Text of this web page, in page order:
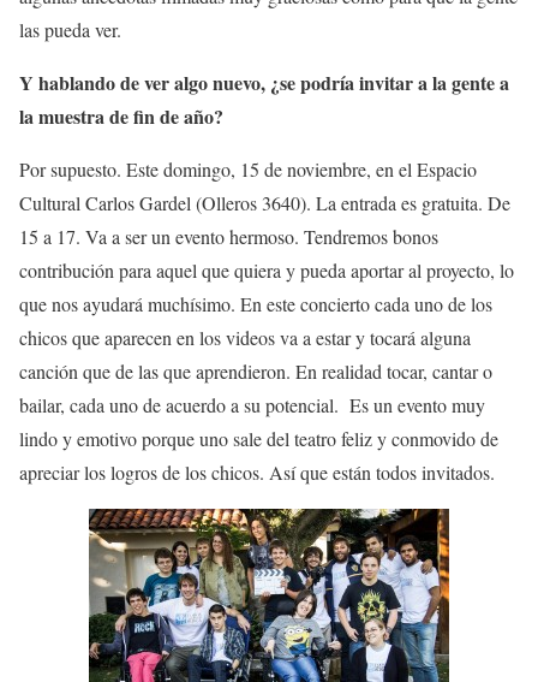
las pueda ver.
Y hablando de ver algo nuevo, ¿se podría invitar a la gente a
la muestra de fin de año?
Por supuesto. Este domingo, 15 de noviembre, en el Espacio
Cultural Carlos Gardel (Olleros 3640). La entrada es gratuita. De
15 a 17. Va a ser un evento hermoso. Tendremos bonos
contribución para aquel que quiera y pueda aportar al proyecto, lo
que nos ayudará muchísimo. En este concierto cada uno de los
chicos que aparecen en los videos va a estar y tocará alguna
canción que de las que aprendieron. En realidad tocar, cantar o
bailar, cada uno de acuerdo a su potencial. Es un evento muy
lindo y emotivo porque uno sale del teatro feliz y conmovido de
apreciar los logros de los chicos. Así que están todos invitados.